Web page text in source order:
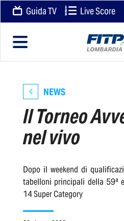
Guida TV Live Score
NEWS
Il Torneo
nel vivo
Dopo il weekend di
tabelloni principali della 59ª
14 Super Category